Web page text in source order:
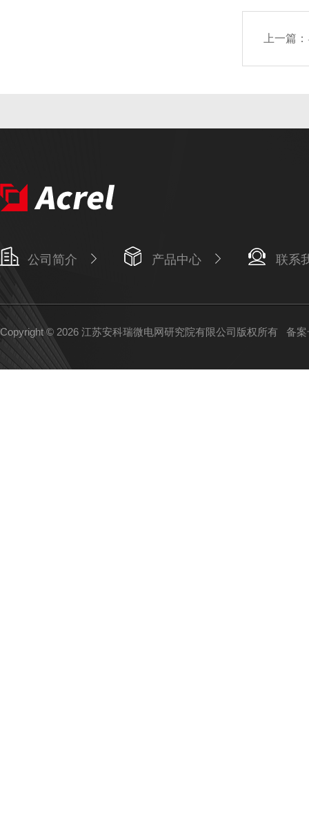
上一篇：
公司简介 产品中心 联系
Copyright © 2026 江苏安科瑞微电网研究院有限公司版权所有 备案